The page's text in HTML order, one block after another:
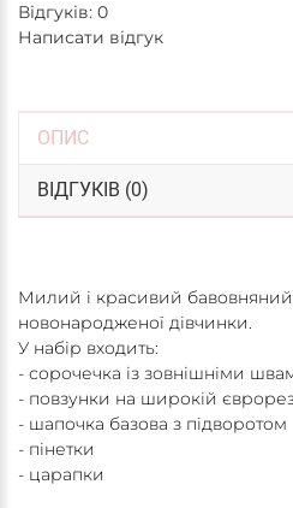
Відгуків: 0
Написати відгук
ОПИС
ВІДГУКІВ (0)
Милий і красивий
новонародженої дівчинки.
У набір входить:
- сорочечка із зовнішніми
- повзунки на широкій
- шапочка базова з підворотом
- пінетки
- царапки